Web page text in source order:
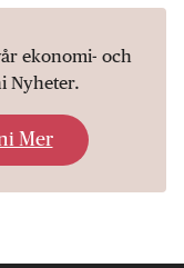
ekonomi- och
Nyheter.
Mer